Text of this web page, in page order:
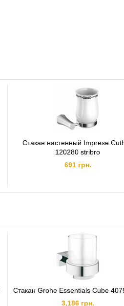
Стакан настенный Imprese
120280 stribro
691 грн.
Стакан Grohe Essentials Cube
3,186 грн.